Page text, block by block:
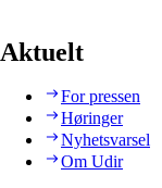
Aktuelt
For pressen
Høringer
Nyhetsvarsel
Om Udir